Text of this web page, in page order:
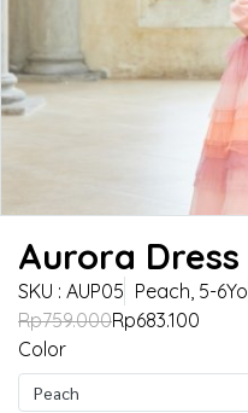
Aurora Dress
SKU : AUP05 Peach, 5-6Yo
Rp759.000Rp683.100
Color
Peach